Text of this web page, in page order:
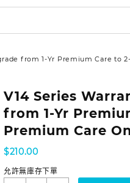
from 1-Yr Premium Care to
V14 Series
from 1-Yr
Premium Care
$210.00
允許無庫存下單